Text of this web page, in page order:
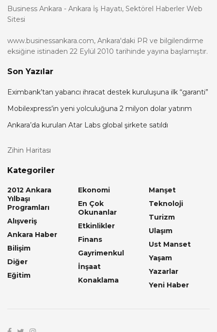
Business Ankara - Ankara İş Hayatı, Sektörel Haberler Web
Sitesi
www.businessankara.com, Ankara'daki PR ve bilgilendirme
eksiğine istinaden 22 Eylül 2010 tarihinde yayına başlamıştır.
Son Yazılar
Eximbank’tan yabancı ihracat destek kuruluşuna ilk “garanti”
Mobilexpress’in yeni yolculuğuna 2 milyon dolar yatırım
Ankara’da kurulan Atar Labs global şirkete satıldı
Zihin Haritası
Kategoriler
2012 Ankara
Yılbaşı
Programları
Alışveriş
Ankara Haber
Bilişim
Diğer
Eğitim
Ekonomi
En Çok
Okunanlar
Etkinlikler
Finans
Gayrimenkul
İnşaat
Konaklama
Manşet
Teknoloji
Turizm
Ulaşım
Ust Manset
Yaşam
Yazarlar
Yeni Haber